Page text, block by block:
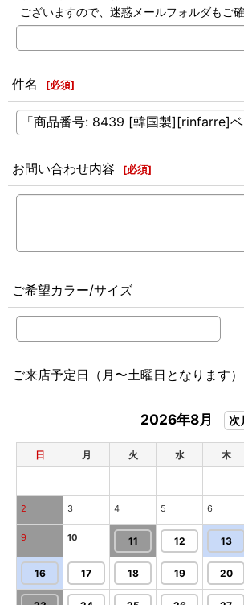
ございますので、迷惑メールフォルダもご確
件名 [必須]
お問い合わせ内容 [必須]
ご希望カラー/サイズ
ご来店予定日（月〜土曜日となります）
2026年8月 次
日 月 火 水 木
2 3 4 5 6
9 10 11 12 13
16 17 18 19 20